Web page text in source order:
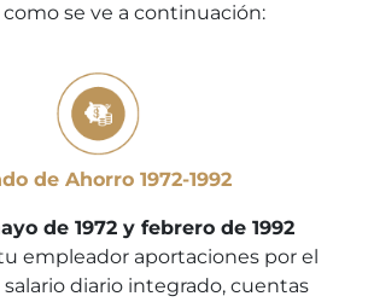
se ve a continuación:
de Ahorro 1972-1992
de 1972 y febrero de 1992
empleador aportaciones por el
salario diario integrado, cuentas